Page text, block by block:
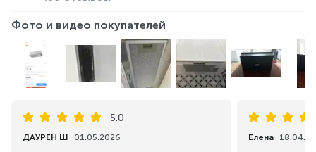
Фото и видео покупателей
5.0
ДАУРЕН Ш
01.05.2026
Елена